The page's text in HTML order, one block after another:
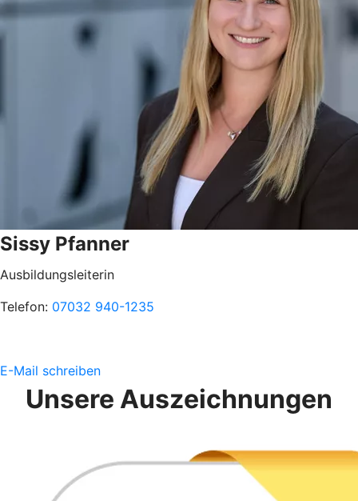
Sissy Pfanner
Ausbildungsleiterin
Telefon: 07032 940-1235
E-Mail schreiben
Unsere Auszeichnungen